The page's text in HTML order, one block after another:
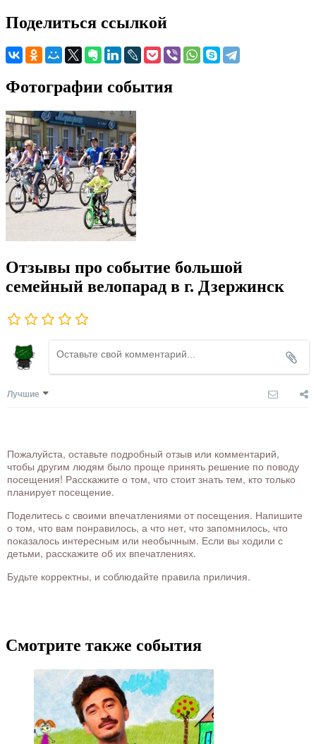
Поделиться ссылкой
Фотографии события
Отзывы про событие большой
семейный велопарад в г. Дзержинск
Лучшие
Пожалуйста, оставьте подробный отзыв или комментарий,
чтобы другим людям было проще принять решение по поводу
посещения! Расскажите о том, что стоит знать тем, кто только
планирует посещение.
Поделитесь с своими впечатлениями от посещения. Напишите
о том, что вам понравилось, а что нет, что запомнилось, что
показалось интересным или необычным. Если вы ходили с
детьми, расскажите об их впечатлениях.
Будьте корректны, и соблюдайте правила приличия.
Смотрите также события